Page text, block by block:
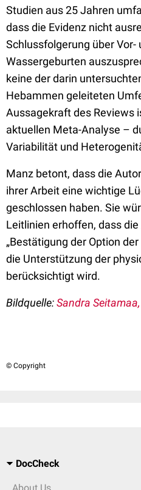
Studien aus 25 Jahren
dass die Evidenz nicht
Schlussfolgerung über Vor-
Wassergeburten
keine der darin
Hebammen geleiteten
Aussagekraft des Reviews
aktuellen Meta-Analyse –
Variabilität und
Manz betont, dass die
ihrer Arbeit eine wichtige
geschlossen haben. Sie
Leitlinien erhoffen, dass
„Bestätigung der Option
die Unterstützung der
berücksichtigt wird.
Bildquelle:Sandra
© Copyright
DocCheck